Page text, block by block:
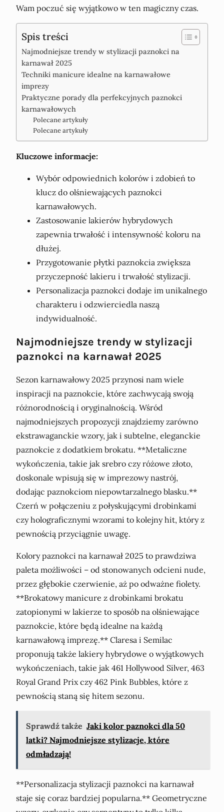
Wam poczuć się wyjątkowo w ten magiczny czas.
Spis treści
Najmodniejsze trendy w stylizacji paznokci na
karnawał 2025
Techniki manicure idealne na karnawałowe
imprezy
Praktyczne porady dla perfekcyjnych paznokci
karnawałowych
Polecane artykuły
Polecane artykuły
Kluczowe informacje:
Wybór odpowiednich kolorów i zdobień to
klucz do olśniewających paznokci
karnawałowych.
Zastosowanie lakierów hybrydowych
zapewnia trwałość i intensywność koloru na
dłużej.
Przygotowanie płytki paznokcia zwiększa
przyczepność lakieru i trwałość stylizacji.
Personalizacja paznokci dodaje im unikalnego
charakteru i odzwierciedla naszą
indywidualność.
Najmodniejsze trendy w stylizacji
paznokci na karnawał 2025
Sezon karnawałowy 2025 przynosi nam wiele
inspiracji na paznokcie, które zachwycają swoją
różnorodnością i oryginalnością. Wśród
najmodniejszych propozycji znajdziemy zarówno
ekstrawaganckie wzory, jak i subtelne, eleganckie
paznokcie z dodatkiem brokatu. **Metaliczne
wykończenia, takie jak srebro czy różowe złoto,
doskonale wpisują się w imprezowy nastrój,
dodając paznokciom niepowtarzalnego blasku.**
Czerń w połączeniu z połyskującymi drobinkami
czy holograficznymi wzorami to kolejny hit, który z
pewnością przyciągnie uwagę.
Kolory paznokci na karnawał 2025 to prawdziwa
paleta możliwości – od stonowanych odcieni nude,
przez głębokie czerwienie, aż po odważne fiolety.
**Brokatowy manicure z drobinkami brokatu
zatopionymi w lakierze to sposób na olśniewające
paznokcie, które będą idealne na każdą
karnawałową imprezę.** Claresa i Semilac
proponują także lakiery hybrydowe o wyjątkowych
wykończeniach, takie jak 461 Hollywood Silver, 463
Royal Grand Prix czy 462 Pink Bubbles, które z
pewnością staną się hitem sezonu.
Sprawdź także Jaki kolor paznokci dla 50
latki? Najmodniejsze stylizacje, które
odmładzają!
**Personalizacja stylizacji paznokci na karnawał
staje się coraz bardziej popularna.** Geometryczne